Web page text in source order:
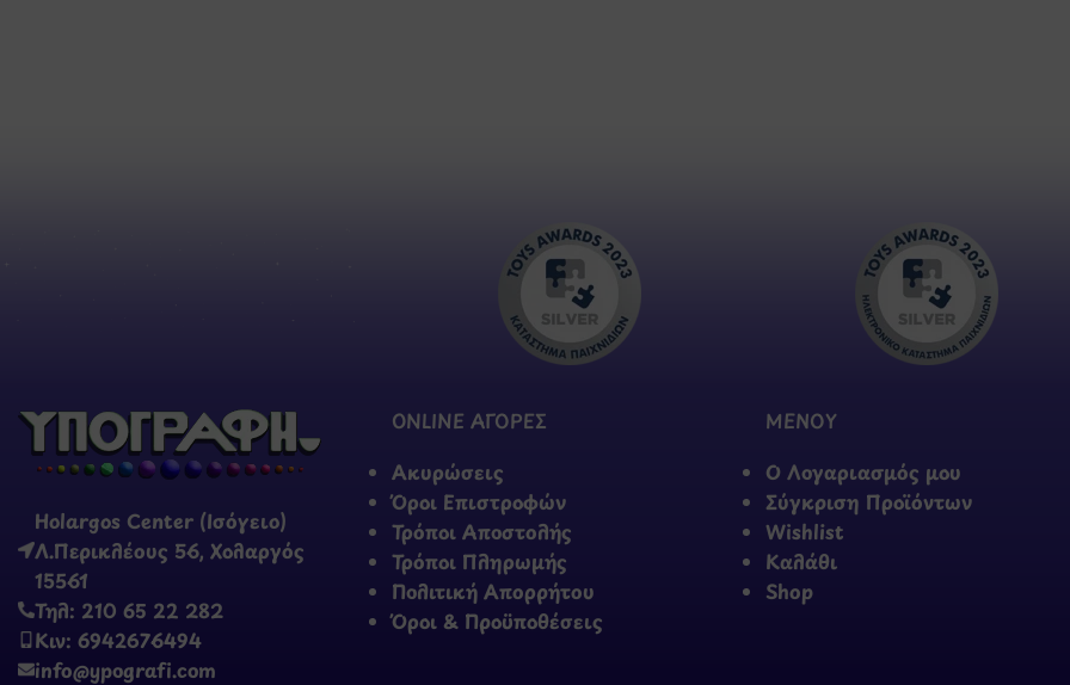
Holargos Center (Ισόγειο)
Λ.Περικλέους 56, Χολαργός
15561
Τηλ: 210 65 22 282
Κιν: 6942676494
info@ypografi.com
ONLINE ΑΓΟΡΕΣ
Ακυρώσεις
Όροι Επιστροφών
Τρόποι Αποστολής
Τρόποι Πληρωμής
Πολιτική Απορρήτου
Όροι & Προϋποθέσεις
ΜΕΝΟΥ
Ο Λογαριασμός μου
Σύγκριση Προϊόντων
Wishlist
Καλάθι
Shop